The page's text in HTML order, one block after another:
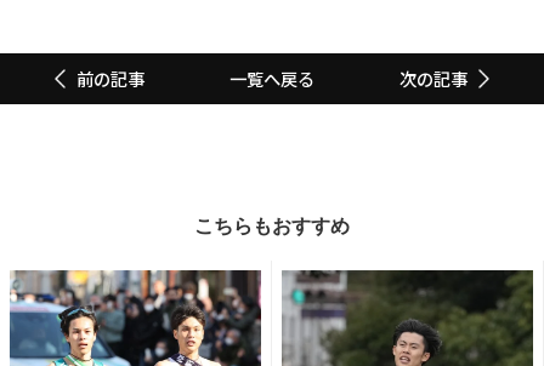
前の記事 一覧へ戻る 次の記事
こちらもおすすめ